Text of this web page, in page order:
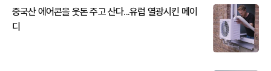
중국산 에어콘을 웃돈 주고 산다...유럽 열광시킨 메이
디